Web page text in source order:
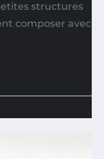
structures
composer avec